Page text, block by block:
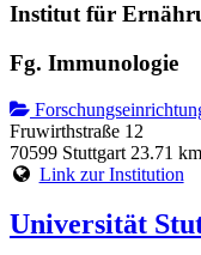
Institut für
Fg. Immunologie
Fruwirthstraße 12
70599 Stuttgart 23.71 km
Link zur Institution
Universität